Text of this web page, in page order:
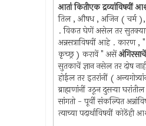
आतां कितीएक द्रव्यांविषयीं
तिल , औषध , अजिन ( चर्म ),
. विकत घेणें असेल तर
अन्नसत्राविषयीं आहे . कारण ,
कृच्छ्र ) करावें " असेंअंगिरसाचें
सुतकाचें ज्ञान नसेल तर दोष
होईल तर इतरांनीं (
ब्राह्मणांनीं उठून दुसर्‍या
सांगतो - पूर्वीं संकल्पित
त्याच्या पदार्थाविषयीं कोठेंही